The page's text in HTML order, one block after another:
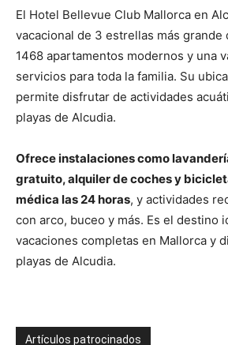
El Hotel Bellevue Club Mallorca en
vacacional de 3 estrellas más grande
1468 apartamentos modernos y una
servicios para toda la familia. Su
permite disfrutar de actividades
playas de Alcudia.
Ofrece instalaciones como
gratuito, alquiler de coches y
médica las 24 horas, y actividades
con arco, buceo y más. Es el destino
vacaciones completas en Mallorca y
playas de Alcudia.
Artículos patrocinados